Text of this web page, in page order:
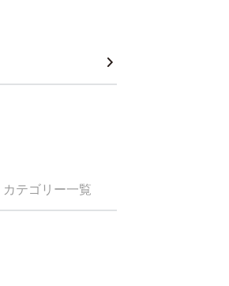
カテゴリー一覧